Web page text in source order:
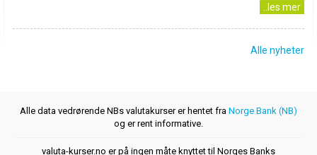
..les mer
Alle nyheter
Alle data vedrørende NBs valutakurser er hentet fra Norge Bank (NB)
og er rent informative.
valuta-kurser.no er på ingen måte knyttet til Norges Banks